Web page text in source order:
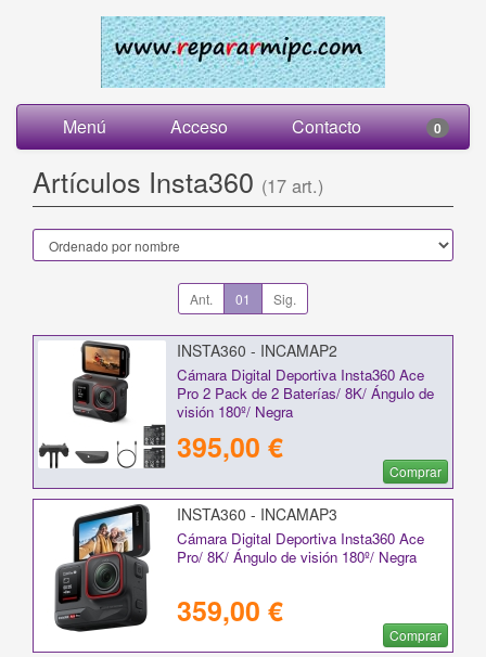
Menú Acceso Contacto 0
Artículos Insta360 (17 art.)
Ant. 01 Sig.
INSTA360 - INCAMAP2
Cámara Digital Deportiva Insta360 Ace
Pro 2 Pack de 2 Baterías/ 8K/ Ángulo de
visión 180º/ Negra
395,00 €
Comprar
INSTA360 - INCAMAP3
Cámara Digital Deportiva Insta360 Ace
Pro/ 8K/ Ángulo de visión 180º/ Negra
359,00 €
Comprar